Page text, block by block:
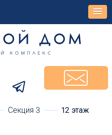
Cекция 3 12 этаж